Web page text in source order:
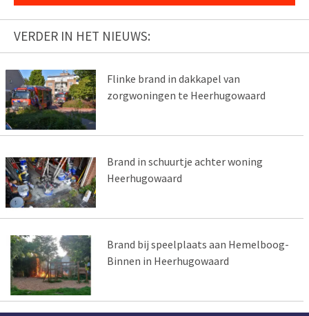
VERDER IN HET NIEUWS:
Flinke brand in dakkapel van
zorgwoningen te Heerhugowaard
Brand in schuurtje achter woning
Heerhugowaard
Brand bij speelplaats aan Hemelboog-
Binnen in Heerhugowaard